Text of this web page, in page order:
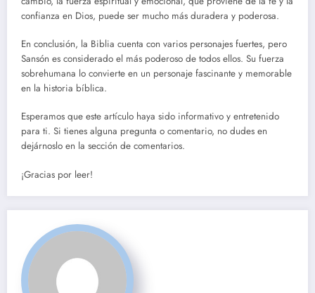
confianza en Dios, puede ser mucho más duradera y poderosa.
En conclusión, la Biblia cuenta con varios personajes fuertes, pero
Sansón es considerado el más poderoso de todos ellos. Su fuerza
sobrehumana lo convierte en un personaje fascinante y memorable
en la historia bíblica.
Esperamos que este artículo haya sido informativo y entretenido
para ti. Si tienes alguna pregunta o comentario, no dudes en
dejárnoslo en la sección de comentarios.
¡Gracias por leer!